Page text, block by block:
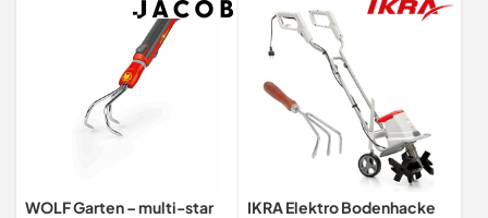
Pflanzen und Gartenarbeit
WOLF Garten – multi-star
IKRA Elektro Bodenhacke